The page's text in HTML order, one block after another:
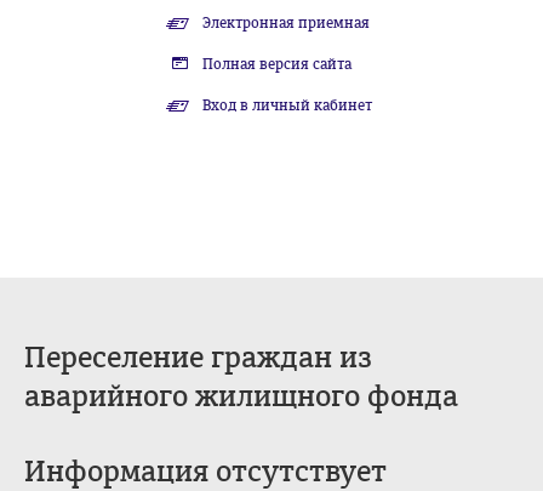
Электронная приемная
Полная версия сайта
Вход в личный кабинет
Переселение граждан из
аварийного жилищного фонда
Информация отсутствует